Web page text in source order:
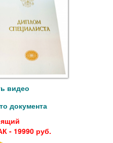
видео
документа
- 19990 руб.